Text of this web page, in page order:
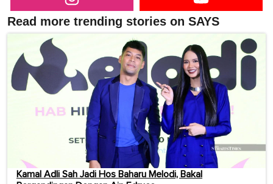
Read more trending stories on SAYS
Kamal Adli Sah Jadi Hos Baharu Melodi, Bakal